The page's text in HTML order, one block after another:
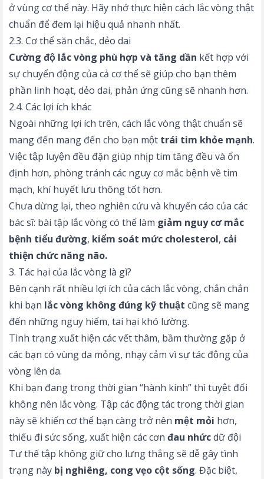
ở vùng cơ thể này. Hãy nhớ thực hiện cách lắc vòng thật
chuẩn để đem lại hiệu quả nhanh nhất.
2.3. Cơ thể săn chắc, dẻo dai
Cường độ lắc vòng phù hợp và tăng dần kết hợp với
sự chuyển động của cả cơ thể sẽ giúp cho bạn thêm
phần linh hoạt, dẻo dai, phản ứng cũng sẽ nhanh hơn.
2.4. Các lợi ích khác
Ngoài những lợi ích trên, cách lắc vòng thật chuẩn sẽ
mang đến mang đến cho bạn một trái tim khỏe mạnh.
Việc tập luyện đều đặn giúp nhịp tim tăng đều và ổn
định hơn, phòng tránh các nguy cơ mắc bệnh về tim
mạch, khí huyết lưu thông tốt hơn.
Chưa dừng lại, theo nghiên cứu và khuyến cáo của các
bác sĩ: bài tập lắc vòng có thể làm giảm nguy cơ mắc
bệnh tiểu đường, kiểm soát mức cholesterol, cải
thiện chức năng não.
3. Tác hại của lắc vòng là gì?
Bên cạnh rất nhiều lợi ích của cách lắc vòng, chắn chắn
khi bạn lắc vòng không đúng kỹ thuật cũng sẽ mang
đến những nguy hiểm, tai hại khó lường.
Tình trạng xuất hiện các vết thâm, bầm thường gặp ở
các bạn có vùng da mỏng, nhạy cảm vì sự tác động của
vòng lên da.
Khi bạn đang trong thời gian “hành kinh” thì tuyệt đối
không nên lắc vòng. Tập các động tác trong thời gian
này sẽ khiến cơ thể bạn càng trở nên mệt mỏi hơn,
thiếu đi sức sống, xuất hiện các cơn đau nhứcdữ đội
Tư thế tập không giữ cho lưng thẳng sẽ dễ gây tình
trạng này bị nghiêng, cong vẹo cột sống. Đặc biệt,